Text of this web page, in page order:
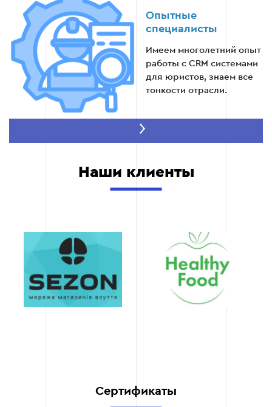
Предоставление инструкций и технической
поддержки.
Этап 6
Опытные
специалисты
Имеем многолетний опыт
работы с CRM системами
для юристов, знаем все
тонкости отрасли.
Внедряем систему в
сжатые сроки, не
Гибкость и
масштабируемость
Обеспечиваем настройки,
Наши клиенты
Сертификаты